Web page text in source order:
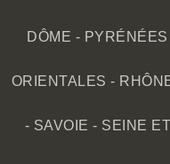
DÔME -
ORIENTALES -
- SAVOIE - SEINE